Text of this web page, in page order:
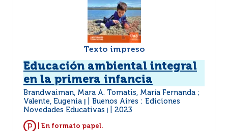
Texto impreso
Educación ambiental integral
en la primera infancia
Brandwaiman, Mara A. Tomatis, María Fernanda ;
Valente, Eugenia
Buenos Aires : Ediciones
Novedades Educativas
2023
| En formato papel.